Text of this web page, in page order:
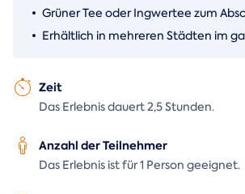
Grüner Tee oder Ingwertee zum
Erhältlich in mehreren Städten im
Zeit
Das Erlebnis dauert 2,5 Stunden.
Anzahl der Teilnehmer
Das Erlebnis ist für 1 Person geeignet.